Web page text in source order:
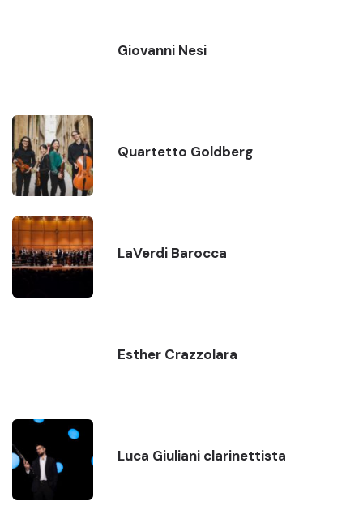
Giovanni Nesi
Quartetto Goldberg
LaVerdi Barocca
Esther Crazzolara
Luca Giuliani clarinettista